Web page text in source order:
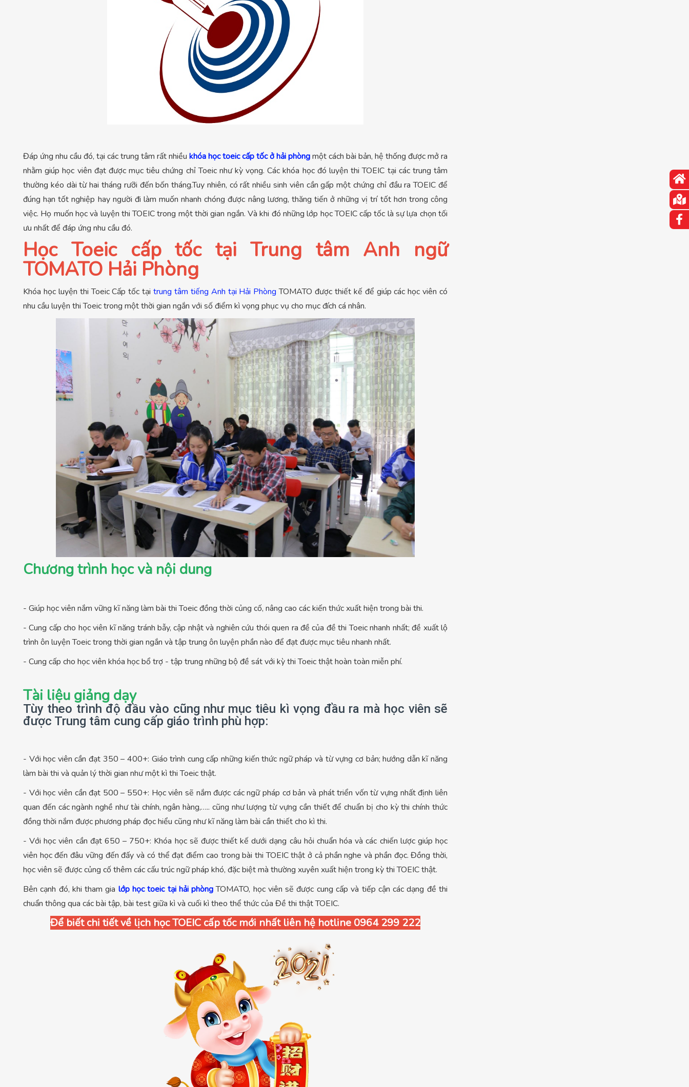
Đáp ứng nhu cầu đó, tại các trung tâm rất nhiều khóa học toeic cấp tốc ở hải phòngmột cách bài bản, hệ thống được mở ra
nhằm giúp học viên đạt được mục tiêu chứng chỉ Toeic như kỳ vọng. Các khóa học đó luyện thi TOEIC tại các trung tâm
thường kéo dài từ hai tháng rưỡi đến bốn tháng.Tuy nhiên, có rất nhiều sinh viên cần gấp một chứng chỉ đầu ra TOEIC để
đúng hạn tốt nghiệp hay người đi làm muốn nhanh chóng được nâng lương, thăng tiến ở những vị trí tốt hơn trong công
việc. Họ muốn học và luyện thi TOEIC trong một thời gian ngắn. Và khi đó những lớp học TOEIC cấp tốc là sự lựa chọn tối
ưu nhất để đáp ứng nhu cầu đó.
Học Toeic cấp tốc tại Trung tâm Anh ngữ
TOMATO Hải Phòng
Khóa học luyện thi Toeic Cấp tốc tại trung tâm tiếng Anh tại Hải Phòng TOMATO được thiết kế để giúp các học viên có
nhu cầu luyện thi Toeic trong một thời gian ngắn với số điểm kì vọng phục vụ cho mục đích cá nhân.
Chương trình học và nội dung
- Giúp học viên nắm vững kĩ năng làm bài thi Toeic đồng thời củng cố, nâng cao các kiến thức xuất hiện trong bài thi.
- Cung cấp cho học viên kĩ năng tránh bẫy, cập nhật và nghiên cứu thói quen ra đề của đề thi Toeic nhanh nhất; đề xuất lộ
trình ôn luyện Toeic trong thời gian ngắn và tập trung ôn luyện phần nào để đạt được mục tiêu nhanh nhất.
- Cung cấp cho học viên khóa học bổ trợ - tập trung những bộ đề sát với kỳ thi Toeic thật hoàn toàn miễn phí.
Tài liệu giảng dạy
Tùy theo trình độ đầu vào cũng như mục tiêu kì vọng đầu ra mà học viên sẽ
được Trung tâm cung cấp giáo trình phù hợp:
- Với học viên cần đạt 350 – 400+: Giáo trình cung cấp những kiến thức ngữ pháp và từ vựng cơ bản; hướng dẫn kĩ năng
làm bài thi và quản lý thời gian như một kì thi Toeic thật.
- Với học viên cần đạt 500 – 550+: Học viên sẽ nắm được các ngữ pháp cơ bản và phát triển vốn từ vựng nhất định liên
quan đến các ngành nghề như tài chính, ngân hàng,….. cũng như lượng từ vựng cần thiết để chuẩn bị cho kỳ thi chính thức
đồng thời nắm được phương pháp đọc hiểu cũng như kĩ năng làm bài cần thiết cho kì thi.
- Với học viên cần đạt 650 – 750+: Khóa học sẽ được thiết kế dưới dạng câu hỏi chuẩn hóa và các chiến lược giúp học
viên học đến đâu vững đến đấy và có thể đạt điểm cao trong bài thi TOEIC thật ở cả phần nghe và phần đọc. Đồng thời,
học viên sẽ được củng cố thêm các cấu trúc ngữ pháp khó, đặc biệt mà thường xuyên xuất hiện trong kỳ thi TOEIC thật.
Bên cạnh đó, khi tham gia lớp học toeic tại hải phòng TOMATO, học viên sẽ được cung cấp và tiếp cận các dạng đề thi
chuẩn thông qua các bài tập, bài test giữa kì và cuối kì theo thể thức của Đề thi thật TOEIC.
Để biết chi tiết về lịch học TOEIC cấp tốc mới nhất liên hệ hotline 0964 299 222